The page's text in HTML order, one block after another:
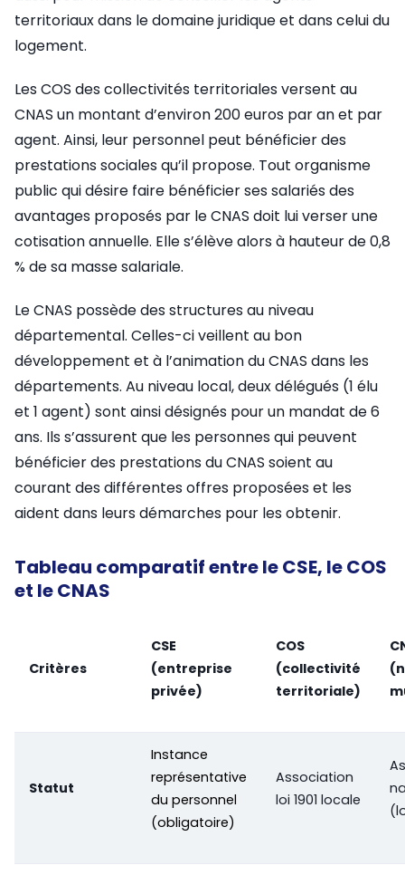
territoriaux dans le domaine juridique et dans celui du
logement.
Les COS des collectivités territoriales versent au
CNAS un montant d’environ 200 euros par an et par
agent. Ainsi, leur personnel peut bénéficier des
prestations sociales qu’il propose. Tout organisme
public qui désire faire bénéficier ses salariés des
avantages proposés par le CNAS doit lui verser une
cotisation annuelle. Elle s’élève alors à hauteur de 0,8
% de sa masse salariale.
Le CNAS possède des structures au niveau
départemental. Celles-ci veillent au bon
développement et à l’animation du CNAS dans les
départements. Au niveau local, deux délégués (1 élu
et 1 agent) sont ainsi désignés pour un mandat de 6
ans. Ils s’assurent que les personnes qui peuvent
bénéficier des prestations du CNAS soient au
courant des différentes offres proposées et les
aident dans leurs démarches pour les obtenir.
Tableau comparatif entre le CSE, le COS
et le CNAS
Critères
CSE
(entreprise
privée)
COS
(collectivité
territoriale)
Statut
Instance
représentative
du personnel
(obligatoire)
Association
loi 1901 locale